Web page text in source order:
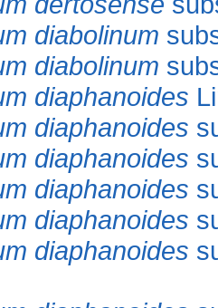
diabolinum
diabolinum
diaphanoides
diaphanoides
diaphanoides
diaphanoides
diaphanoides
diaphanoides